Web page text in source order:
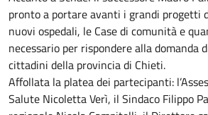
pronto a portare avanti i grandi progetti
nuovi ospedali, le Case di comunità e
necessario per rispondere alla domanda
cittadini della provincia di Chieti.
Affollata la platea dei partecipanti:
Salute Nicoletta Verì, il Sindaco Filippo